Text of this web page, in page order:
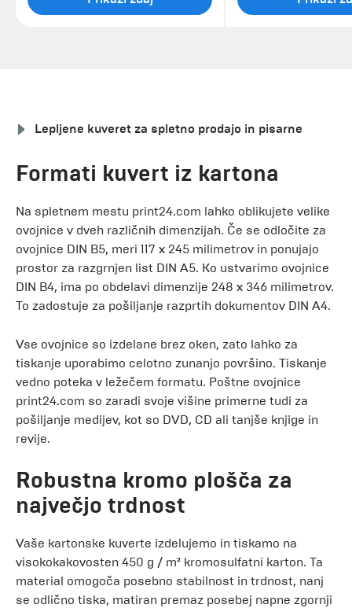
Lepljene kuveret za spletno prodajo in pisarne
Formati kuvert iz kartona
Na spletnem mestu print24.com lahko oblikujete velike
ovojnice v dveh različnih dimenzijah. Če se odločite za
ovojnice DIN B5, meri 117 x 245 milimetrov in ponujajo
prostor za razgrnjen list DIN A5. Ko ustvarimo ovojnice
DIN B4, ima po obdelavi dimenzije 248 x 346 milimetrov.
To zadostuje za pošiljanje razprtih dokumentov DIN A4.
Vse ovojnice so izdelane brez oken, zato lahko za
tiskanje uporabimo celotno zunanjo površino. Tiskanje
vedno poteka v ležečem formatu. Poštne ovojnice
print24.com so zaradi svoje višine primerne tudi za
pošiljanje medijev, kot so DVD, CD ali tanjše knjige in
revije.
Robustna kromo plošča za
največjo trdnost
Vaše kartonske kuverte izdelujemo in tiskamo na
visokokakovosten 450 g / m² kromosulfatni karton. Ta
material omogoča posebno stabilnost in trdnost, nanj
se odlično tiska, matiran premaz posebej napne zgornji